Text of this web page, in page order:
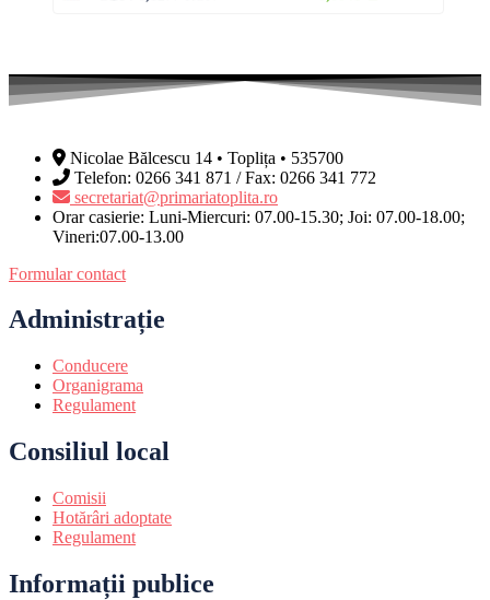
Nicolae Bălcescu 14 • Toplița • 535700
Telefon: 0266 341 871 / Fax: 0266 341 772
secretariat@primariatoplita.ro
Orar casierie: Luni-Miercuri: 07.00-15.30; Joi: 07.00-18.00;
Vineri:07.00-13.00
Formular contact
Administrație
Conducere
Organigrama
Regulament
Consiliul local
Comisii
Hotărâri adoptate
Regulament
Informații publice